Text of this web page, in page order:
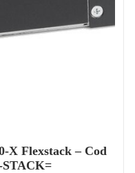
X Flexstack – Cod
STACK=